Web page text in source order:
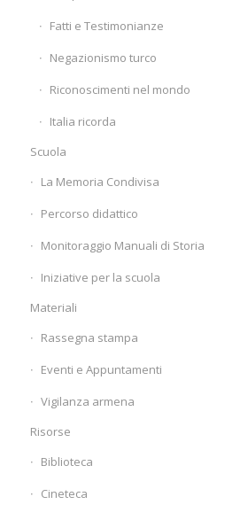
Fatti e Testimonianze
Negazionismo turco
Riconoscimenti nel mondo
Italia ricorda
Scuola
La Memoria Condivisa
Percorso didattico
Monitoraggio Manuali di Storia
Iniziative per la scuola
Materiali
Rassegna stampa
Eventi e Appuntamenti
Vigilanza armena
Risorse
Biblioteca
Cineteca